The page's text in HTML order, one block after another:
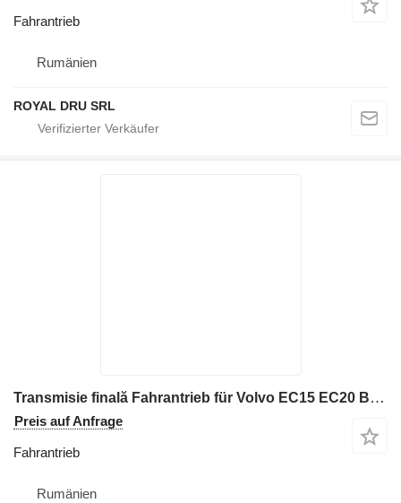
Fahrantrieb
Rumänien
ROYAL DRU SRL
Transmisie finală Fahrantrieb für Volvo EC15 EC20 Baumaschinen
Preis auf Anfrage
Fahrantrieb
Rumänien